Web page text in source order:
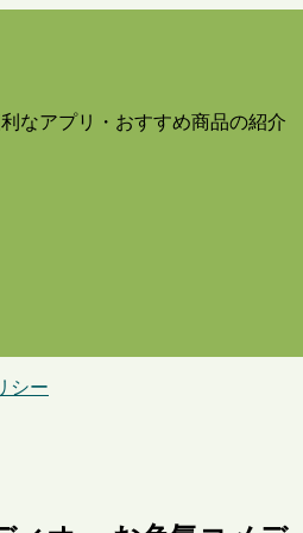
なアプリ・おすすめ商品の紹介
シー